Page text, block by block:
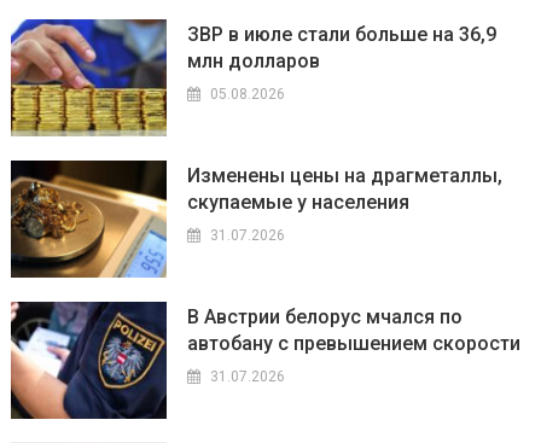
ЗВР в июле стали больше на 36,9
млн долларов
05.08.2026
Изменены цены на драгметаллы,
скупаемые у населения
31.07.2026
В Австрии белорус мчался по
автобану с превышением скорости
31.07.2026